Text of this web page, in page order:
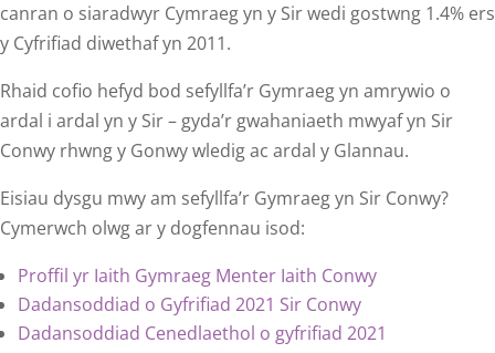
canran o siaradwyr Cymraeg yn y Sir wedi gostwng 1.4% ers
y Cyfrifiad diwethaf yn 2011.
Rhaid cofio hefyd bod sefyllfa’r Gymraeg yn amrywio o
ardal i ardal yn y Sir – gyda’r gwahaniaeth mwyaf yn Sir
Conwy rhwng y Gonwy wledig ac ardal y Glannau.
Eisiau dysgu mwy am sefyllfa’r Gymraeg yn Sir Conwy?
Cymerwch olwg ar y dogfennau isod:
Proffil yr Iaith Gymraeg Menter Iaith Conwy
Dadansoddiad o Gyfrifiad 2021 Sir Conwy
Dadansoddiad Cenedlaethol o gyfrifiad 2021